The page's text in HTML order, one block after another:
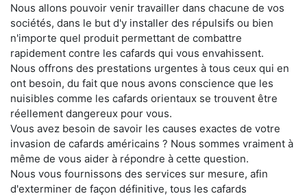
Nous allons pouvoir venir travailler dans chacune de vos
sociétés, dans le but d'y installer des répulsifs ou bien
n'importe quel produit permettant de combattre
rapidement contre les cafards qui vous envahissent.
Nous offrons des prestations urgentes à tous ceux qui en
ont besoin, du fait que nous avons conscience que les
nuisibles comme les cafards orientaux se trouvent être
réellement dangereux pour vous.
Vous avez besoin de savoir les causes exactes de votre
invasion de cafards américains ? Nous sommes vraiment à
même de vous aider à répondre à cette question.
Nous vous fournissons des services sur mesure, afin
d'exterminer de façon définitive, tous les cafards